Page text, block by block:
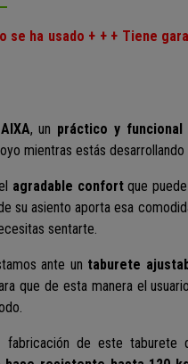
se ha usado + + + Tiene
AIXA, un práctico y funcional
mientras estás desarrollando
agradable confortque
su asiento aporta esa
sentarte.
ante un taburete
que de esta manera el
fabricación de este taburete